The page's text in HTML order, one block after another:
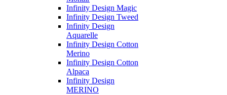
Infinity Design Magic
Infinity Design Tweed
Infinity Design
Aquarelle
Infinity Design Cotton
Merino
Infinity Design Cotton
Alpaca
Infinity Design
MERINO